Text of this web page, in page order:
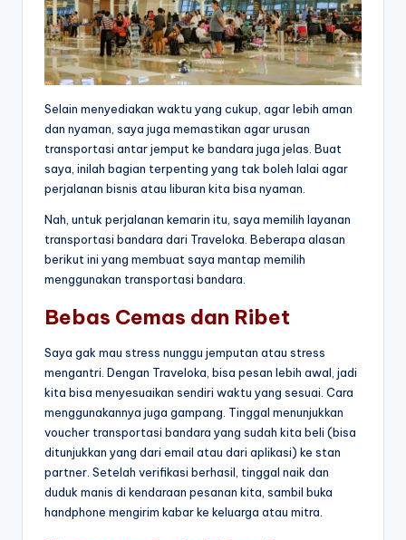
Selain menyediakan waktu yang cukup, agar lebih aman
dan nyaman, saya juga memastikan agar urusan
transportasi antar jemput ke bandara juga jelas. Buat
saya, inilah bagian terpenting yang tak boleh lalai agar
perjalanan bisnis atau liburan kita bisa nyaman.
Nah, untuk perjalanan kemarin itu, saya memilih layanan
transportasi bandara dari Traveloka. Beberapa alasan
berikut ini yang membuat saya mantap memilih
menggunakan transportasi bandara.
Bebas Cemas dan Ribet
Saya gak mau stress nunggu jemputan atau stress
mengantri. Dengan Traveloka, bisa pesan lebih awal, jadi
kita bisa menyesuaikan sendiri waktu yang sesuai. Cara
menggunakannya juga gampang. Tinggal menunjukkan
voucher transportasi bandara yang sudah kita beli (bisa
ditunjukkan yang dari email atau dari aplikasi) ke stan
partner. Setelah verifikasi berhasil, tinggal naik dan
duduk manis di kendaraan pesanan kita, sambil buka
handphone mengirim kabar ke keluarga atau mitra.